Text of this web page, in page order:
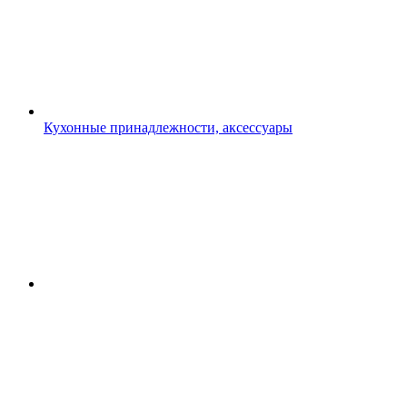
Кухонные принадлежности, аксессуары